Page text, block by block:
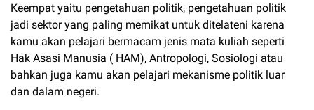
Keempat yaitu pengetahuan politik, pengetahuan politik
jadi sektor yang paling memikat untuk ditelateni karena
kamu akan pelajari bermacam jenis mata kuliah seperti
Hak Asasi Manusia ( HAM), Antropologi, Sosiologi atau
bahkan juga kamu akan pelajari mekanisme politik luar
dan dalam negeri.